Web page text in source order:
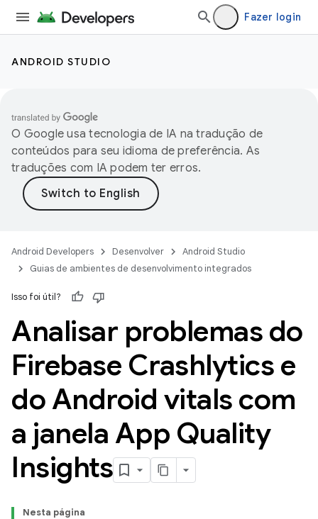
Fazer login
ANDROID STUDIO
O Google usa tecnologia de IA na tradução de
conteúdos para seu idioma de preferência. As
traduções com IA podem ter erros.
Android Developers Desenvolver
Android Studio
Guias de ambientes de desenvolvimento integrados
Isso foi útil?
Analisar problemas do
Firebase Crashlytics e
do Android vitals com
a janela App Quality
Insights
Nesta página